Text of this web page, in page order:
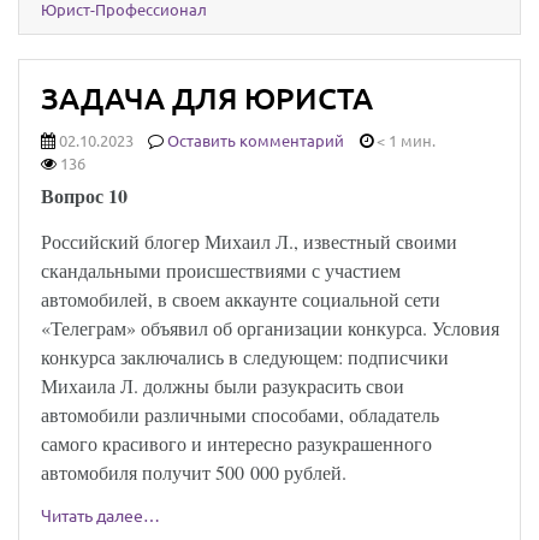
Юрист-Профессионал
ЗАДАЧА ДЛЯ ЮРИСТА
02.10.2023 Оставить комментарий
< 1 мин.
136
Вопрос 10
Российский блогер Михаил Л., известный своими
скандальными происшествиями с участием
автомобилей, в своем аккаунте социальной сети
«Телеграм» объявил об организации конкурса. Условия
конкурса заключались в следующем: подписчики
Михаила Л. должны были разукрасить свои
автомобили различными способами, обладатель
самого красивого и интересно разукрашенного
автомобиля получит 500 000 рублей.
Читать далее…